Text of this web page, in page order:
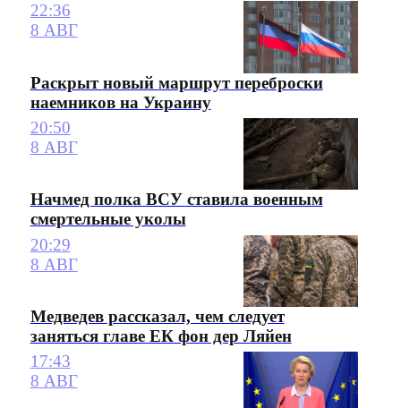
22:36
8 АВГ
Раскрыт новый маршрут переброски
наемников на Украину
20:50
8 АВГ
Начмед полка ВСУ ставила военным
смертельные уколы
20:29
8 АВГ
Медведев рассказал, чем следует
заняться главе ЕК фон дер Ляйен
17:43
8 АВГ